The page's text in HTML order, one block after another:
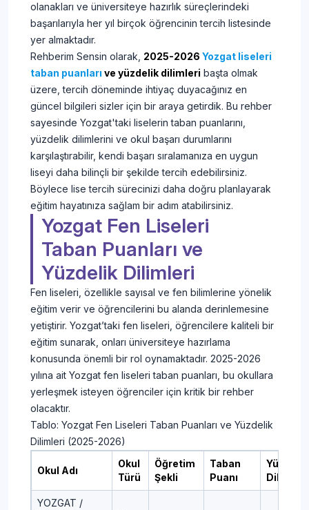
olanakları ve üniversiteye hazırlık süreçlerindeki
başarılarıyla her yıl birçok öğrencinin tercih listesinde
yer almaktadır.
Rehberim Sensin olarak, 2025-2026 Yozgat liseleri
taban puanları ve yüzdelik dilimleri başta olmak
üzere, tercih döneminde ihtiyaç duyacağınız en
güncel bilgileri sizler için bir araya getirdik. Bu rehber
sayesinde Yozgat'taki liselerin taban puanlarını,
yüzdelik dilimlerini ve okul başarı durumlarını
karşılaştırabilir, kendi başarı sıralamanıza en uygun
liseyi daha bilinçli bir şekilde tercih edebilirsiniz.
Böylece lise tercih sürecinizi daha doğru planlayarak
eğitim hayatınıza sağlam bir adım atabilirsiniz.
Yozgat Fen Liseleri
Taban Puanları ve
Yüzdelik Dilimleri
Fen liseleri, özellikle sayısal ve fen bilimlerine yönelik
eğitim verir ve öğrencilerini bu alanda derinlemesine
yetiştirir. Yozgat’taki fen liseleri, öğrencilere kaliteli bir
eğitim sunarak, onları üniversiteye hazırlama
konusunda önemli bir rol oynamaktadır. 2025-2026
yılına ait Yozgat fen liseleri taban puanları, bu okullara
yerleşmek isteyen öğrenciler için kritik bir rehber
olacaktır.
Tablo: Yozgat Fen Liseleri Taban Puanları ve Yüzdelik
Dilimleri (2025-2026)
Okul Adı
Okul
Türü
Öğretim
Şekli
Taban
Puanı
Yüzdelik
Dilim
YOZGAT /